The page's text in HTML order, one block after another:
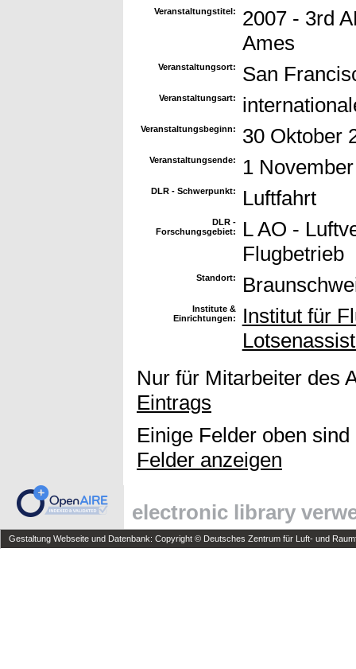
Veranstaltungstitel:
2007 - 3rd
Ames
Veranstaltungsort: San
Veranstaltungsart:
Veranstaltungsbeginn: 30 Oktober
Veranstaltungsende: 1
DLR - Schwerpunkt: Luftfahrt
DLR -
Forschungsgebiet:
L AO -
Flugbetrieb
Standort:
Institute &
Einrichtungen:
Institut für
Nur für Mitarbeiter des
Eintrags
Einige Felder oben
Felder anzeigen
electronic library
Gestaltung Webseite und Datenbank: Copyright © Deutsches Zentrum für Luft- und